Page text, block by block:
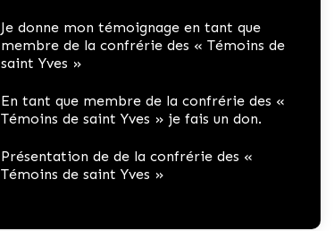
Je donne mon témoignage en tant que
membre de la confrérie des « Témoins de
saint Yves »
En tant que membre de la confrérie des «
Témoins de saint Yves » je fais un don.
Présentation de de la confrérie des «
Témoins de saint Yves »